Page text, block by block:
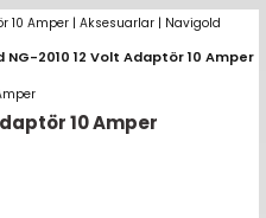
NG-2010 12 Volt Adaptör 10 Amper
10 Amper